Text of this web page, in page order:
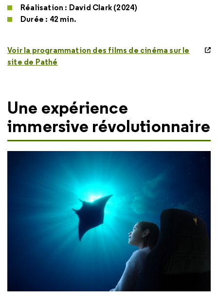
Réalisation : David Clark (2024)
Durée : 42 min.
Voir la programmation des films de cinéma sur le
site de Pathé
Une expérience
immersive révolutionnaire